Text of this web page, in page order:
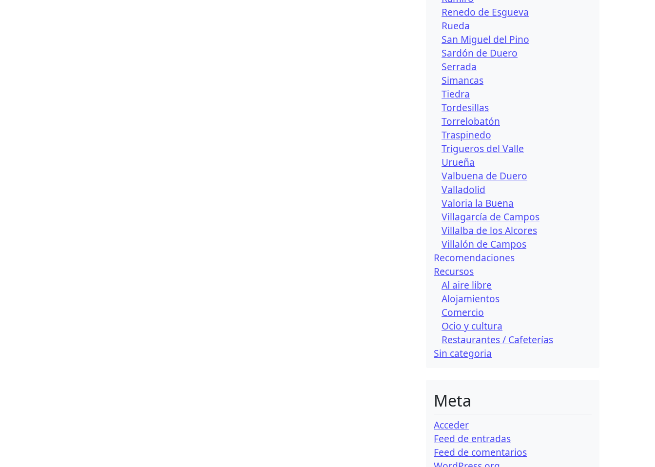
Renedo de Esgueva
Rueda
San Miguel del Pino
Sardón de Duero
Serrada
Simancas
Tiedra
Tordesillas
Torrelobatón
Traspinedo
Trigueros del Valle
Urueña
Valbuena de Duero
Valladolid
Valoria la Buena
Villagarcía de Campos
Villalba de los Alcores
Villalón de Campos
Recomendaciones
Recursos
Al aire libre
Alojamientos
Comercio
Ocio y cultura
Restaurantes / Cafeterías
Sin categori­a
Meta
Acceder
Feed de entradas
Feed de comentarios